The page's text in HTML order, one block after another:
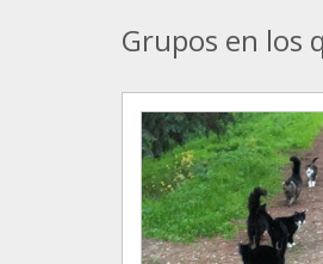
Grupos en los